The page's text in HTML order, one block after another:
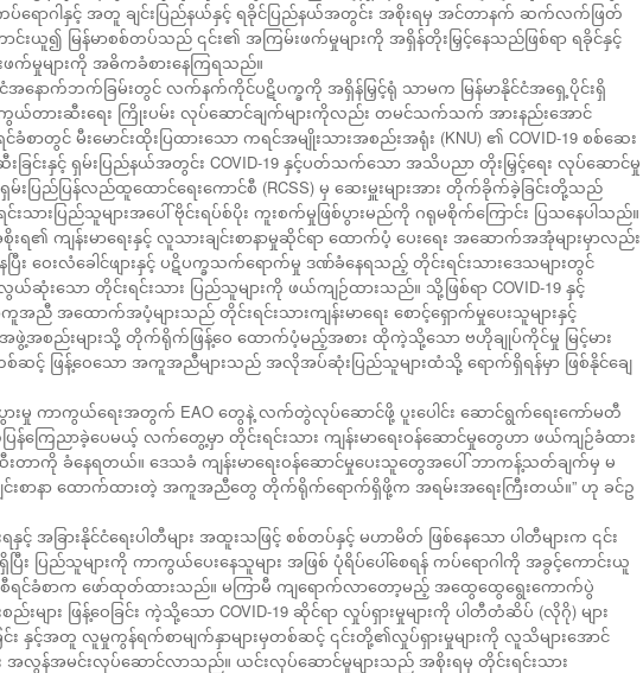
ကပ်ရောဂါနှင့် အတူ ချင်းပြည်နယ်နှင့် ရခိုင်ပြည်နယ်အတွင်း အစိုးရမှ အင်တာနက် ဆက်လက်ဖြတ်
ယူ၍ မြန်မာစစ်တပ်သည် ၎င်း၏ အကြမ်းဖက်မှုများကို အရှိန်တိုးမြှင့်နေသည်ဖြစ်ရာ ရခိုင်နှင့်
းဖက်မှုများကို အဓိကခံစားနေကြရသည်။
ငံအနောက်ဘက်ခြမ်းတွင် လက်နက်ကိုင်ပဋိပက္ခကို အရှိန်မြှင့်ရုံ သာမက မြန်မာနိုင်ငံအရှေ့ပိုင်းရှိ
ကာကွယ်တားဆီးရေး ကြိုးပမ်း လုပ်ဆောင်ချက်များကိုလည်း တမင်သက်သက် အားနည်းအောင်
တွင် မီးမောင်းထိုးပြထားသော ကရင်အမျိုးသားအစည်းအရုံး (KNU) ၏ COVID-19 စစ်ဆေး
းခြင်းနှင့် ရှမ်းပြည်နယ်အတွင်း COVID-19 နှင့်ပတ်သက်သော အသိပညာ တိုးမြှင့်ရေး လုပ်ဆောင်မှု
းပြည်ပြန်လည်ထူထောင်ရေးကောင်စီ (RCSS) မှ ဆေးမှူးများအား တိုက်ခိုက်ခဲ့ခြင်းတို့သည်
င်းသားပြည်သူများအပေါ် ဗိုင်းရပ်စ်ပိုး ကူးစက်မှုဖြစ်ပွားမည်ကို ဂရုမစိုက်ကြောင်း ပြသနေပါသည်။
၏ ကျန်းမာရေးနှင့် လူသားချင်းစာနာမှုဆိုင်ရာ ထောက်ပံ့ ပေးရေး အဆောက်အအုံများမှာလည်း
ပြီး ဝေးလံခေါင်ဖျားနှင့် ပဋိပက္ခသက်ရောက်မှု ဒဏ်ခံနေရသည့် တိုင်းရင်းသားဒေသများတွင်
သော တိုင်းရင်းသား ပြည်သူများကို ဖယ်ကျဉ်ထားသည်။ သို့ဖြစ်ရာ COVID-19 နှင့်
ထောက်အပံ့များသည် တိုင်းရင်းသားကျန်းမာရေး စောင့်ရှောက်မှုပေးသူများနှင့်
ဖွဲ့အစည်းများသို့ တိုက်ရိုက်ဖြန့်ဝေ ထောက်ပံ့မည့်အစား ထိုကဲ့သို့သော ဗဟိုချုပ်ကိုင်မှု မြင့်မား
င့် ဖြန့်ဝေသော အကူအညီများသည် အလိုအပ်ဆုံးပြည်သူများထံသို့ ရောက်ရှိရန်မှာ ဖြစ်နိုင်ချေ
န့်ပွားမှု ကာကွယ်ရေးအတွက် EAO တွေနဲ့ လက်တွဲလုပ်ဆောင်ဖို့ ပူးပေါင်း ဆောင်ရွက်ရေးကော်မတီ
န်ကြေညာခဲ့ပေမယ့် လက်တွေ့မှာ တိုင်းရင်းသား ကျန်းမာရေးဝန်ဆောင်မှုတွေဟာ ဖယ်ကျဉ်ခံထား
ာကို ခံနေရတယ်။ ဒေသခံ ကျန်းမာရေးဝန်ဆောင်မှုပေးသူတွေအပေါ် ဘာကန့်သတ်ချက်မှ မ
းစာနာ ထောက်ထားတဲ့ အကူအညီတွေ တိုက်ရိုက်ရောက်ရှိဖို့က အရမ်းအရေးကြီးတယ်။” ဟု ခင်ဥ
နှင့် အခြားနိုင်ငံရေးပါတီများ အထူးသဖြင့် စစ်တပ်နှင့် မဟာမိတ် ဖြစ်နေသော ပါတီများက ၎င်း
ပြည်သူများကို ကာကွယ်ပေးနေသူများ အဖြစ် ပုံရိပ်ပေါ်စေရန် ကပ်ရောဂါကို အခွင့်ကောင်းယူ
င်ခံစာက ဖော်ထုတ်ထားသည်။ မကြာမီ ကျရောက်လာတော့မည့် အထွေထွေရွေးကောက်ပွဲ
များ ဖြန့်ဝေခြင်း ကဲ့သို့သော COVID-19 ဆိုင်ရာ လှုပ်ရှားမှုများကို ပါတီတံဆိပ် (လိုဂို) များ
း နှင့်အတူ လူမှုကွန်ရက်စာမျက်နှာများမှတစ်ဆင့် ၎င်းတို့၏လှုပ်ရှားမှုများကို လူသိများအောင်
အလွန်အမင်းလုပ်ဆောင်လာသည်။ ယင်းလုပ်ဆောင်မှုများသည် အစိုးရမှ တိုင်းရင်းသား